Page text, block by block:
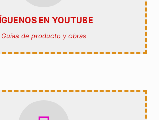
EN YOUTUBE
Guías de producto y obras
NUESTRO CANAL
procesos técnicos de montaje